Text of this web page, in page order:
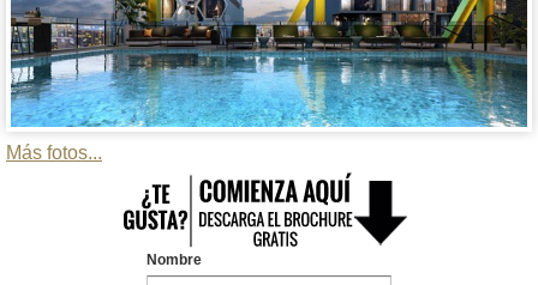
Más fotos...
Nombre